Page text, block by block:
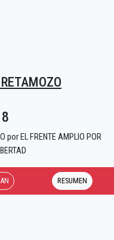
EL FRENTE AMPLIO POR
RESUMEN